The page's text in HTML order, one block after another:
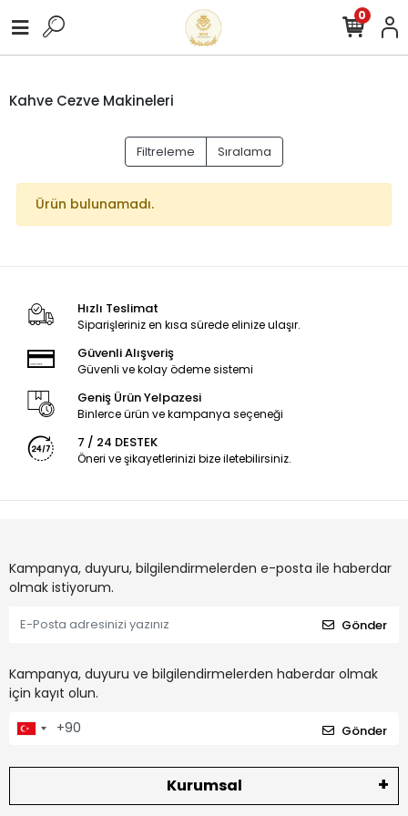
0
Kahve Cezve Makineleri
Filtreleme Sıralama
Ürün bulunamadı.
Hızlı Teslimat
Siparişleriniz en kısa sürede elinize ulaşır.
Güvenli Alışveriş
Güvenli ve kolay ödeme sistemi
Geniş Ürün Yelpazesi
Binlerce ürün ve kampanya seçeneği
7 / 24 DESTEK
Öneri ve şikayetlerinizi bize iletebilirsiniz.
Kampanya, duyuru, bilgilendirmelerden e-posta ile haberdar
olmak istiyorum.
Gönder
Kampanya, duyuru ve bilgilendirmelerden haberdar olmak
için kayıt olun.
Gönder
Kurumsal